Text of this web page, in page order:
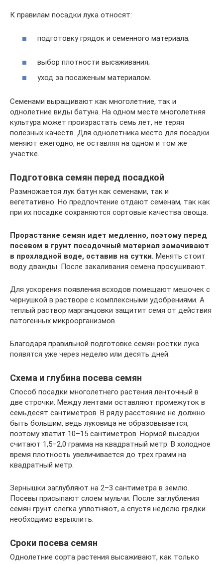
К правилам посадки лука относят:
подготовку грядок и семенного материала;
выбор плотности высаживания;
уход за посаженым материалом.
Семенами выращивают как многолетние, так и
однолетние виды батуна. На одном месте многолетняя
культура может произрастать семь лет, не теряя
полезных качеств. Для однолетника место для посадки
меняют ежегодно, не оставляя на одном и том же
участке.
Подготовка семян перед посадкой
Размножается лук батун как семенами, так и
вегетативно. Но предпочтение отдают семенам, так как
при их посадке сохраняются сортовые качества овоща.
Прорастание семян идет медленно, поэтому перед
посевом в грунт посадочный материал замачивают
в прохладной воде, оставив на сутки. Менять стоит
воду дважды. После закаливания семена просушивают.
Для ускорения появления всходов помещают мешочек с
чернушкой в растворе с комплексными удобрениями. А
теплый раствор марганцовки защитит семя от действия
патогенных микроорганизмов.
Благодаря правильной подготовке семян ростки лука
появятся уже через неделю или десять дней.
Схема и глубина посева семян
Способ посадки многолетнего растения ленточный в
две строчки. Между лентами оставляют промежуток в
семьдесят сантиметров. В ряду расстояние не должно
быть большим, ведь луковица не образовывается,
поэтому хватит 10–15 сантиметров. Нормой высадки
считают 1,5–2,0 грамма на квадратный метр. В холодное
время плотность увеличивается до трех грамм на
квадратный метр.
Зернышки заглубляют на 2–3 сантиметра в землю.
Посевы присыпают слоем мульчи. После заглубления
семян грунт слегка уплотняют, а спустя неделю грядки
необходимо взрыхлить.
Сроки посева семян
Однолетние сорта растения высаживают, как только